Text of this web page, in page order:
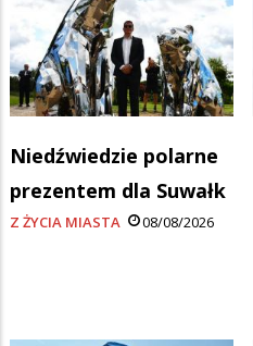
Niedźwiedzie polarne
prezentem dla Suwałk
Z ŻYCIA MIASTA 08/08/2026